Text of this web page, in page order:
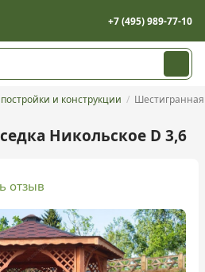
+7 (495) 989-77-10
и конструкции
Никольское D 3,6
отзыв